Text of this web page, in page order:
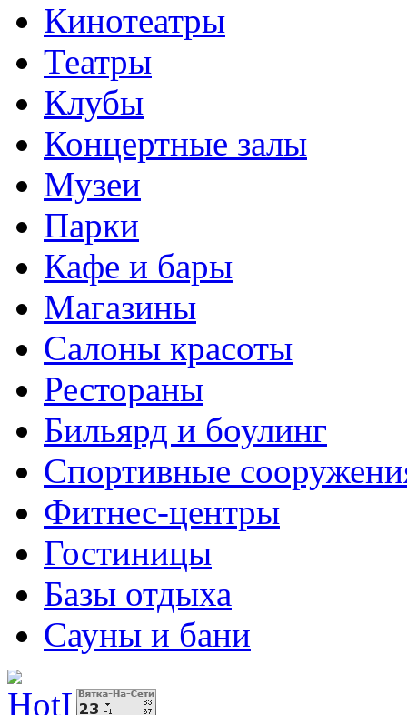
Кинотеатры
Театры
Клубы
Концертные залы
Музеи
Парки
Кафе и бары
Магазины
Салоны красоты
Рестораны
Бильярд и боулинг
Спортивные
Фитнес-центры
Гостиницы
Базы отдыха
Сауны и бани